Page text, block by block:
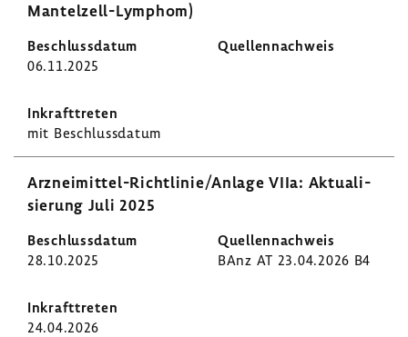
Mantelzell-​Lymphom)
06.11.2025
mit Beschluss­datum
Arzneimittel-​Richtlinie/Anlage VIIa: Aktua­li­
sie­rung Juli 2025
28.10.2025 BAnz AT 23.04.2026 B4
24.04.2026